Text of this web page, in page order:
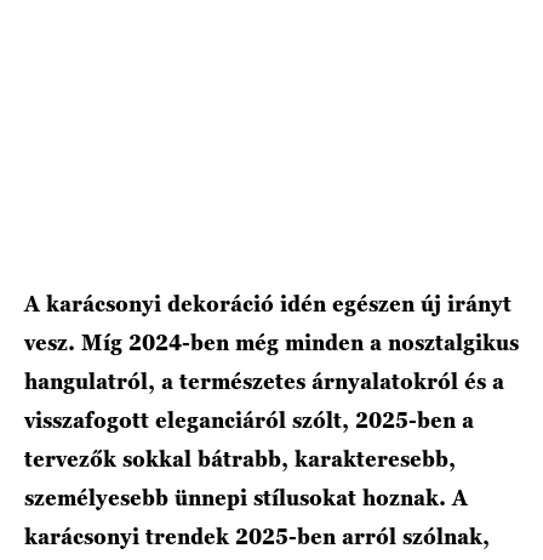
A karácsonyi dekoráció idén egészen új irányt
vesz. Míg 2024-ben még minden a nosztalgikus
hangulatról, a természetes árnyalatokról és a
visszafogott eleganciáról szólt, 2025-ben a
tervezők sokkal bátrabb, karakteresebb,
személyesebb ünnepi stílusokat hoznak. A
karácsonyi trendek 2025-ben arról szólnak,